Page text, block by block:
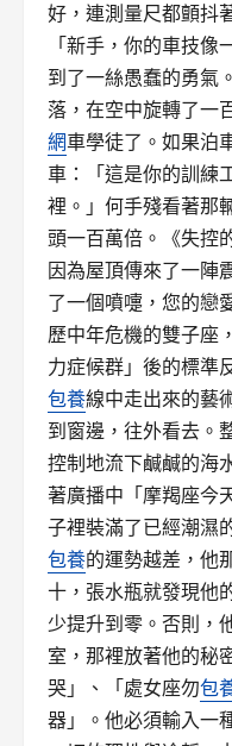
好，連測量尺都顫抖
「新手，你的車技
到了一絲愚蠢的勇氣
落，在空中旋轉了一
網車學徒了。如果泊
車：「這是你的訓練
裡。」何手殘看著那
頭一百萬倍。《失控
因為屋頂傳來了一陣
了一個噴嚏，您的戀
歷中年危機的雙子座
力症候群」後的標準
包養線中走出來的藝
到窗邊，往外看去。
控制地流下鹹鹹的海
著廣播中「摩羯座今
子裡裝滿了已經潮濕
包養的運勢越差，他
十，張水瓶就發現他
少提升到零。否則，
室，那裡放著他的秘
哭」、「處女座勿包
器」。他必須輸入一